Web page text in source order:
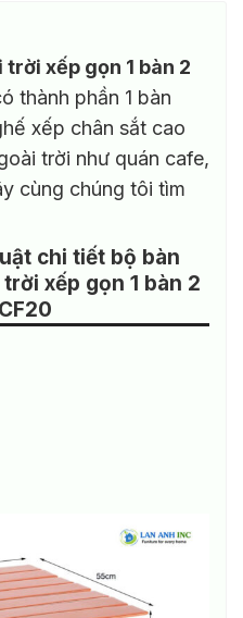
xếp gọn 1 bàn 2
thành phần 1 bàn
xếp chân sắt cao
trời như quán cafe,
cùng chúng tôi tìm
chi tiết bộ bàn
xếp gọn 1 bàn 2